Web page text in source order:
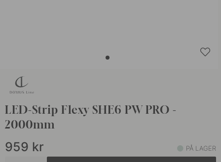
LED-Strip Flexy SHE6 PW PRO -
2000mm
959 kr PÅ LAGER